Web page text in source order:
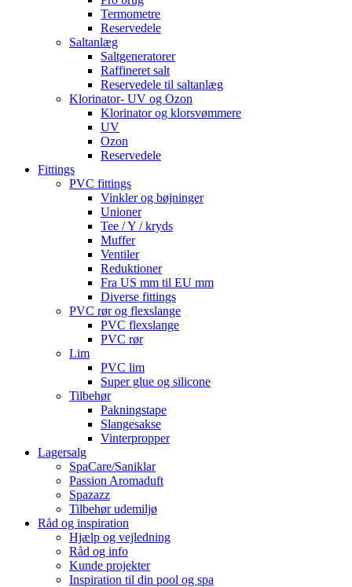
Termometre
Reservedele
Saltanlæg
Saltgeneratorer
Raffineret salt
Reservedele til saltanlæg
Klorinator- UV og Ozon
Klorinator og klorsvømmere
UV
Ozon
Reservedele
Fittings
PVC fittings
Vinkler og bøjninger
Unioner
Tee / Y / kryds
Muffer
Ventiler
Reduktioner
Fra US mm til EU mm
Diverse fittings
PVC rør og flexslange
PVC flexslange
PVC rør
Lim
PVC lim
Super glue og silicone
Tilbehør
Pakningstape
Slangesakse
Vinterpropper
Lagersalg
SpaCare/Saniklar
Passion Aromaduft
Spazazz
Tilbehør udemiljø
Råd og inspiration
Hjælp og vejledning
Råd og info
Kunde projekter
Inspiration til din pool og spa